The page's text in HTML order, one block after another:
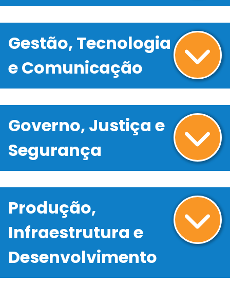
Gestão, Tecnologia
e Comunicação
Governo, Justiça e
Segurança
Produção,
Infraestrutura e
Desenvolvimento